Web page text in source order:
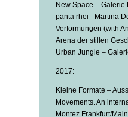
New Space – Galerie
panta rhei - Martina
Verformungen (with
Arena der stillen
Urban Jungle –
2017:
Kleine Formate –
Movements. An
Montez Frankfurt/